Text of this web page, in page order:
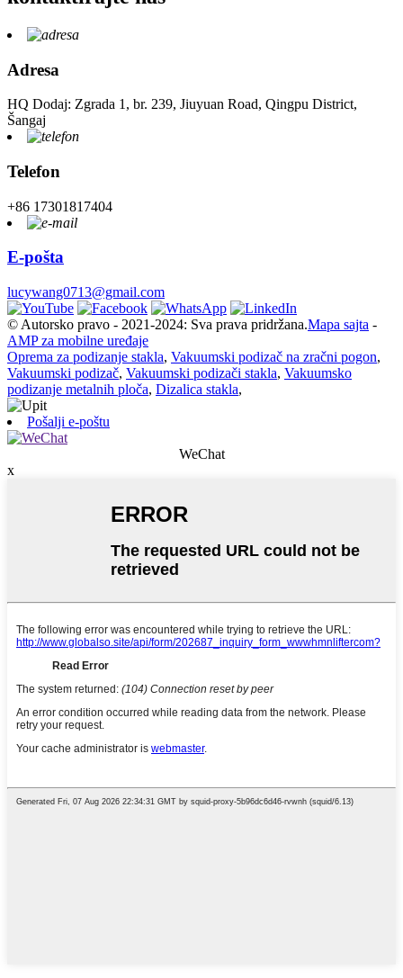
Adresa
HQ Dodaj: Zgrada 1, br. 239, Jiuyuan Road, Qingpu District,
Šangaj
Telefon
+86 17301817404
E-pošta
lucywang0713@gmail.com
© Autorsko pravo - 2021-2024: Sva prava pridržana.Mapa sajta -
AMP za mobilne uređaje
Oprema za podizanje stakla, Vakuumski podizač na zračni pogon,
Vakuumski podizač, Vakuumski podizači stakla, Vakuumsko
podizanje metalnih ploča, Dizalica stakla,
Pošalji e-poštu
WeChat
x